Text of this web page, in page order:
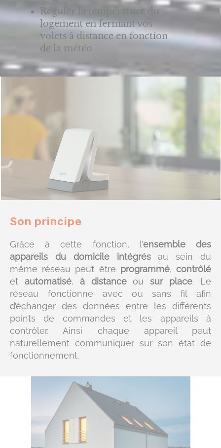
Réguler la température du
logement en fermant vos
volets à distance en fonction
de la météo
Son principe
Grâce à cette fonction, l’ensemble des
appareils du domicile intégrésau sein du
même réseau peut être programmé,contrôlé
et automatisé, à distanceou sur place. Le
réseau fonctionne avec ou sans fil afin
d’échanger des données entre les différents
points de commandes et les appareils à
contrôler. Ainsi chaque appareil peut
naturellement communiquer sur son état de
fonctionnement.